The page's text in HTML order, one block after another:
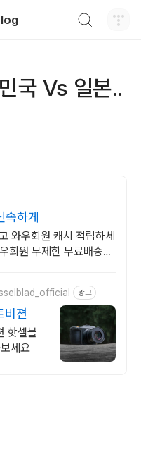
국 Vs 일본..
하게
와우회원 캐시 적립하세
회원 무제한 무료배송으
광고
비젼
핫셀블
세요